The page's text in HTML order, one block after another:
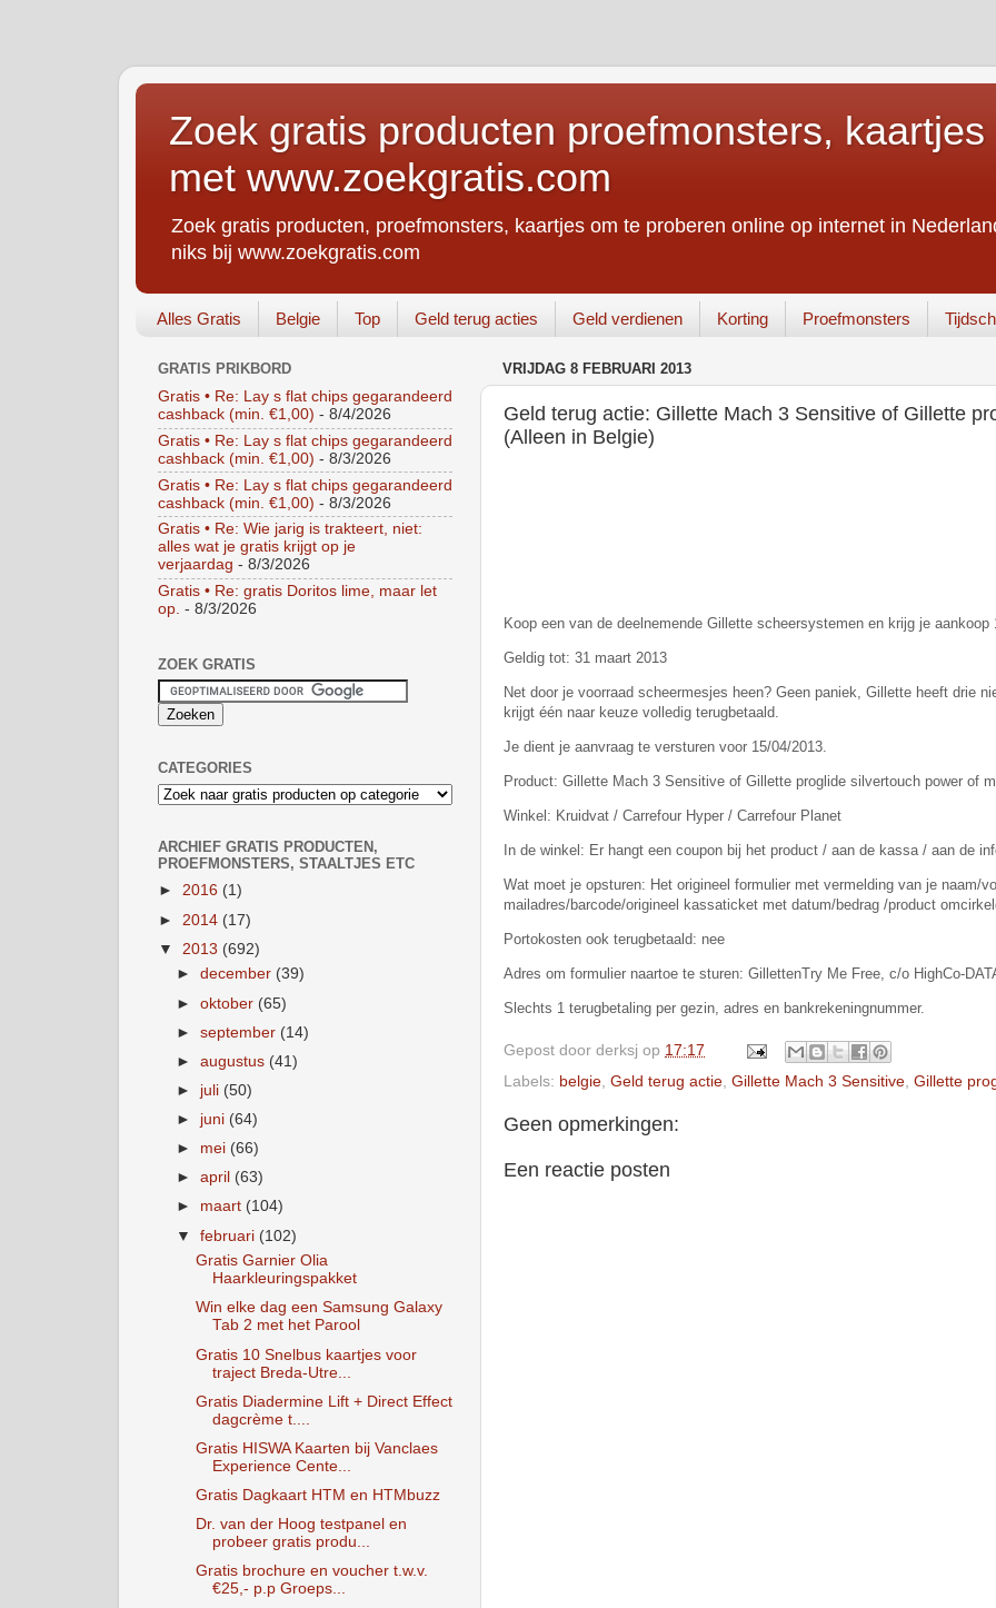
Zoek gratis producten proefmonsters,
met www.zoekgratis.com
Zoek gratis producten, proefmonsters, kaartjes om te proberen online op internet in
niks bij www.zoekgratis.com
Alles Gratis Belgie Top Geld terug acties Geld verdienen Korting Proefmonsters
VRIJDAG 8 FEBRUARI 2013
Geld terug actie: Gillette Mach 3 Sensitive of Gillette
(Alleen in Belgie)
Koop een van de deelnemende Gillette scheersystemen en krijg je aankoop
Geldig tot: 31 maart 2013
Net door je voorraad scheermesjes heen? Geen paniek, Gillette heeft drie
krijgt één naar keuze volledig terugbetaald.
Je dient je aanvraag te versturen voor 15/04/2013.
Product: Gillette Mach 3 Sensitive of Gillette proglide silvertouch power of
Winkel: Kruidvat / Carrefour Hyper / Carrefour Planet
In de winkel: Er hangt een coupon bij het product / aan de kassa / aan de
Wat moet je opsturen: Het origineel formulier met vermelding van je naam/
mailadres/barcode/origineel kassaticket met datum/bedrag /product
Portokosten ook terugbetaald: nee
Adres om formulier naartoe te sturen: GillettenTry Me Free, c/o HighCo-
Slechts 1 terugbetaling per gezin, adres en bankrekeningnummer.
Gepost door derksj op 17:17
Labels: belgie Geld terug actie Gillette Mach 3 Sensitive Gillette
Geen opmerkingen:
Een reactie posten
GRATIS PRIKBORD
Gratis • Re: Lay s flat chips gegarandeerd
cashback (min. €1,00) - 8/4/2026
Gratis • Re: Lay s flat chips gegarandeerd
cashback (min. €1,00) - 8/3/2026
Gratis • Re: Lay s flat chips gegarandeerd
cashback (min. €1,00) - 8/3/2026
Gratis • Re: Wie jarig is trakteert, niet:
alles wat je gratis krijgt op je
verjaardag - 8/3/2026
Gratis • Re: gratis Doritos lime, maar let
op. - 8/3/2026
ZOEK GRATIS
CATEGORIES
ARCHIEF GRATIS PRODUCTEN,
PROEFMONSTERS, STAALTJES ETC
► 2016 (1)
► 2014 (17)
▼ 2013 (692)
►december (39)
►oktober (65)
►september (14)
►augustus (41)
► juli (50)
► juni (64)
► mei (66)
►april (63)
► maart (104)
▼februari (102)
Gratis Garnier Olia
Haarkleuringspakket
Win elke dag een Samsung Galaxy
Tab 2 met het Parool
Gratis 10 Snelbus kaartjes voor
traject Breda-Utre...
Gratis Diadermine Lift + Direct Effect
dagcrème t....
Gratis HISWA Kaarten bij Vanclaes
Experience Cente...
Gratis Dagkaart HTM en HTMbuzz
Dr. van der Hoog testpanel en
probeer gratis produ...
Gratis brochure en voucher t.w.v.
€25,- p.p Groeps...